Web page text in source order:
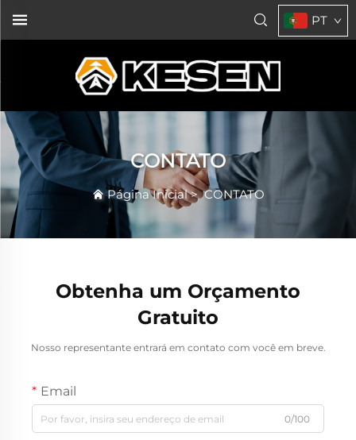
PT
CONTATO
Página Inicial>CONTATO
Obtenha um Orçamento
Gratuito
Nosso representante entrará em contato com você em breve.
Email
0/100